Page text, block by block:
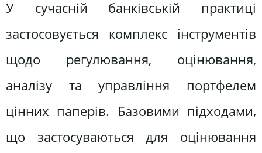
У сучасній банківській практиці
застосовується комплекс інструментів
щодо регулювання, оцінювання,
аналізу та управління портфелем
цінних паперів. Базовими підходами,
що застосуваються для оцінювання